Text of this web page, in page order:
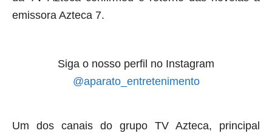
emissora Azteca 7.
Siga o nosso perfil no Instagram
@aparato_entretenimento
Um dos canais do grupo TV Azteca, principal